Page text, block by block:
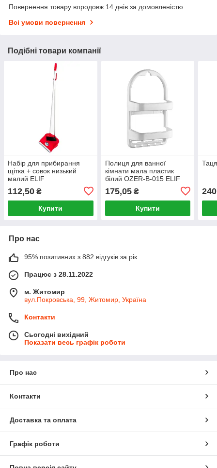
Повернення товару впродовж 14 днів за домовленістю
Всі умови повернення
Подібні товари компанії
Набір для прибирання
щітка + совок низький
малий ELIF
112,50 ₴
Купити
Полиця для ванної
кімнати мала пластик
білий OZER-B-015 ELIF
175,05₴
Купити
Про нас
95% позитивних з 882 відгуків за рік
Працює з 28.11.2022
м. Житомир
вул.Покровська, 99, Житомир, Україна
Контакти
Сьогодні вихідний
Показати весь графік роботи
Про нас
Контакти
Доставка та оплата
Графік роботи